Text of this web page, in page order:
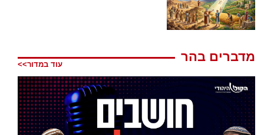
מדברים בהר
עוד במדור>>